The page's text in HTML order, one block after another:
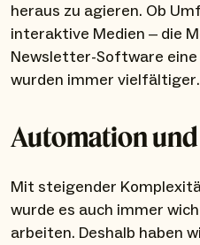
heraus zu agieren. Ob
interaktive Medien – die
Newsletter-Software
wurden immer vielfältiger.
Automation
Mit steigender
wurde es auch immer
arbeiten. Deshalb haben